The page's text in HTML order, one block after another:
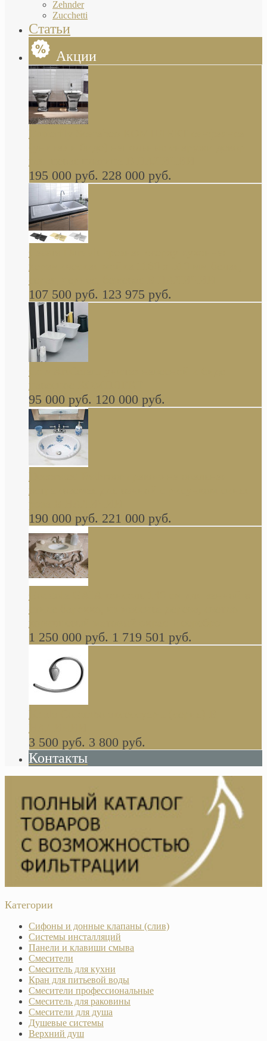
Zehnder
Zucchetti
Статьи
Акции
Butterfly Scarabeo КОМПЛЕКТ санфаянса
глянцевая платина В НАЛИЧИИ
195 000 руб. 228 000 руб.
керамическая мойка 1160 x 510 мм белая,
серая, черная, бежевая В НАЛИЧИИ
107 500 руб. 123 975 руб.
навесное КОМПЛЕКТ
95 000 руб. 120 000 руб.
Decorated Bathroom раковина овальная
встраиваемая для ванной с рисунком синяя
роза В НАЛИЧИИ
190 000 руб. 221 000 руб.
стиле барокко, из массива дерева, светло
коричневый матовый окрас + серебро
1 250 000 руб. 1 719 501 руб.
Khala Colombo аксессуары (серия) В
НАЛИЧИИ
3 500 руб. 3 800 руб.
Контакты
Категории
Сифоны и донные клапаны (слив)
Системы инсталляций
Панели и клавиши смыва
Смесители
Смеситель для кухни
Кран для питьевой воды
Смесители профессиональные
Смеситель для раковины
Смесители для душа
Душевые системы
Верхний душ